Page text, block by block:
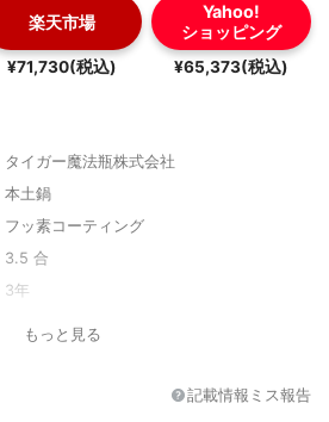
楽天市場
¥71,730(税込)
Yahoo!
ショッピング
¥65,373(税込)
タイガー魔法瓶株式会社
本土鍋
フッ素コーティング
3.5 合
3年
23.7×27.8×22.9cm
もっと見る
記載情報ミス報告